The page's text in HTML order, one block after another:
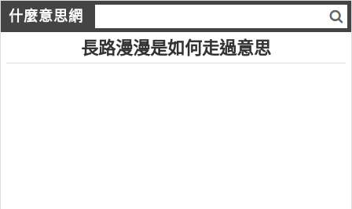
什麼意思網
長路漫漫是如何走過意思